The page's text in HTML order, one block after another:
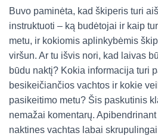
Buvo paminėta, kad škiperis turi
instruktuoti – ką budėtojai ir kaip
metu, ir kokiomis aplinkybėmis
viršun. Ar tu išvis nori, kad laivas
būdu naktį? Kokia informacija turi
besikeičiančios vachtos ir kokie
pasikeitimo metu? Šis paskutinis
nemažai komentarų.
naktines vachtas labai